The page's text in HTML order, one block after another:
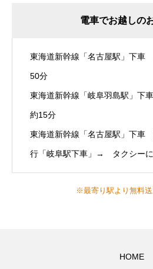
電車でお越しの
東海道新幹線「名古屋駅」下
50分
東海道新幹線「岐阜羽島駅」
約15分
東海道新幹線「名古屋駅」下車
行「岐阜駅下車」→ タクシー
※最寄り駅より無料送
HOME